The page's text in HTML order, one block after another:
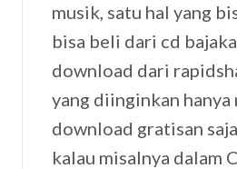
musik, satu hal yang
bisa beli dari cd
download dari
yang diinginkan hanya
download gratisan
kalau misalnya dalam